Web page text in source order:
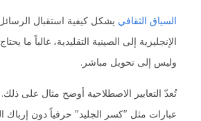
السياق الثقافي يشكل كيفية استقبال
الإنجليزية إلى الصينية التقليدية، غالباً ما
وليس إلى تحويل مباشر.
تُعدّ التعابير الاصطلاحية أوضح مثال على
عبارات مثل "كسر الجليد" حرفياً دون إرباك